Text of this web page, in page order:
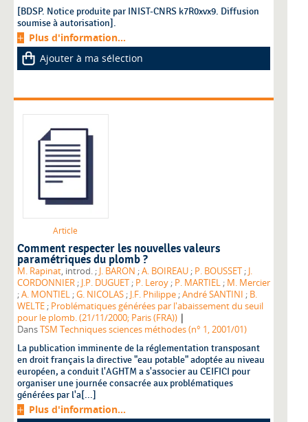
[BDSP. Notice produite par INIST-CNRS k7R0xvx9. Diffusion
soumise à autorisation].
Plus d'information...
Ajouter à ma sélection
Article
Comment respecter les nouvelles valeurs
paramétriques du plomb ?
M. Rapinat , introd. ; J. BARON ;A. BOIREAU ; P. BOUSSET ; J.
CORDONNIER ; J.P. DUGUET ; P. Leroy ; P. MARTIEL ; M. Mercier
;A. MONTIEL ;G. NICOLAS ; J.F. Philippe ;André SANTINI ; B.
WELTE ; Problématiques générées par l'abaissement du seuil
pour le plomb. (21/11/2000; Paris (FRA)) |
DansTSM Techniques sciences méthodes (n° 1, 2001/01)
La publication imminente de la réglementation transposant
en droit français la directive "eau potable" adoptée au niveau
européen, a conduit l'AGHTM a s'associer au CEIFICI pour
organiser une journée consacrée aux problématiques
générées par l'a[...]
Plus d'information...